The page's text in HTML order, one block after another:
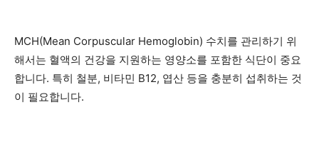
MCH(Mean Corpuscular Hemoglobin) 수치를 관리하기 위
해서는 혈액의 건강을 지원하는 영양소를 포함한 식단이 중요
합니다. 특히 철분, 비타민 B12, 엽산 등을 충분히 섭취하는 것
이 필요합니다.